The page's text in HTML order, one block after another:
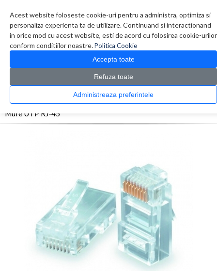
Acest website foloseste cookie-uri pentru a administra, optimiza si
personaliza experienta ta de utilizare. Continuand si interactionand
in orice mod cu acest website, esti de acord cu folosirea cookie-urilor
conform conditiilor noastre.Politica Cookie
Accepta toate
Refuza toate
Administreaza preferintele
0 produs(e)
CATALOG PRODUSE
> Mufe si prize > Mufe UTP RJ-45
Mufe UTP RJ-45